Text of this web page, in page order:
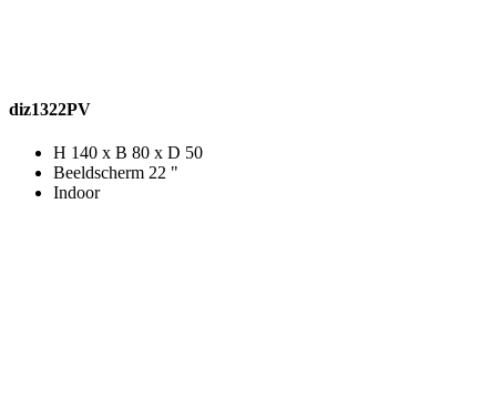
diz1322PV
H 140 x B 80 x D 50
Beeldscherm 22 "
Indoor